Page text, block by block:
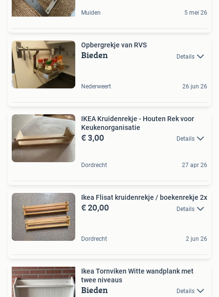
Muiden 5 mei 26
Opbergrekje van RVS
Bieden Details
Nederweert 26 jun 26
IKEA Kruidenrekje - Houten Rek voor
Keukenorganisatie
€ 3,00 Details
Dordrecht 27 apr 26
Ikea Flisat kruidenrekje / boekenrekje 2x
€ 20,00 Details
Dordrecht 2 jun 26
Ikea Tornviken Witte wandplank met
twee niveaus
Bieden Details